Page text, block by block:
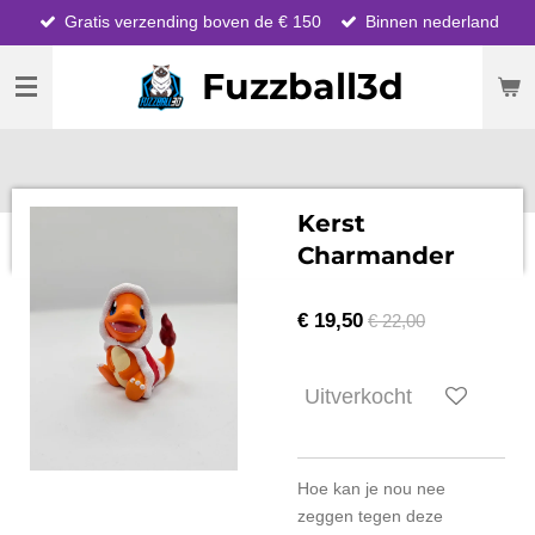
direct
naar
hoofdinhoud
Fuzzball3d
Gratis verzending boven de € 150 Binnen nederland
Kerst
Charmander
€ 19,50 € 22,00
Uitverkocht
Hoe kan je nou nee
zeggen tegen deze